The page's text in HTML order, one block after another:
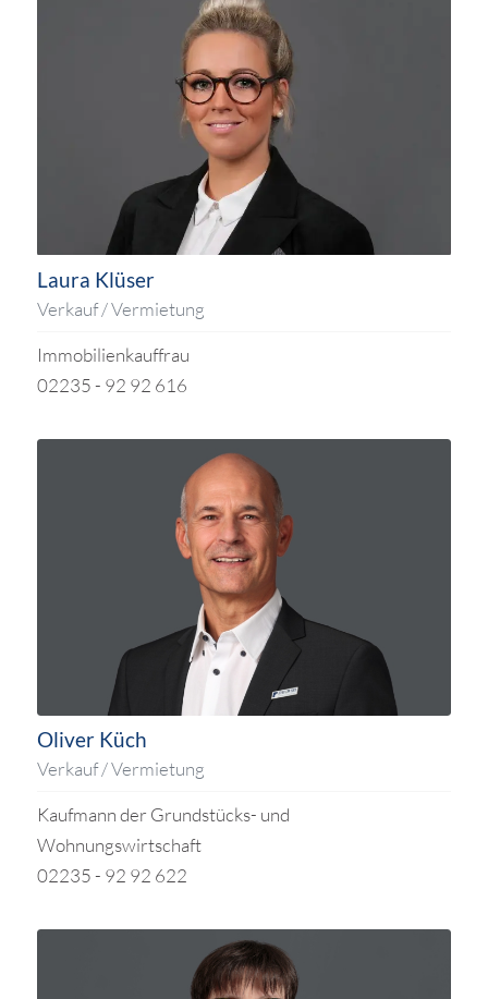
Laura Klüser
Verkauf / Vermietung
Immobilienkauffrau
02235 - 92 92 616
Oliver Küch
Verkauf / Vermietung
Kaufmann der Grundstücks- und
Wohnungswirtschaft
02235 - 92 92 622